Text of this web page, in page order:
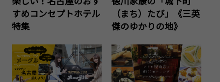
すめコンセプトホテル
特集
（まち）たび」《三英
傑のゆかりの地》